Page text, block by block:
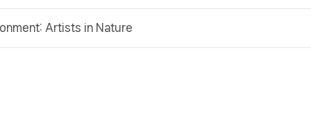
Artists in Nature